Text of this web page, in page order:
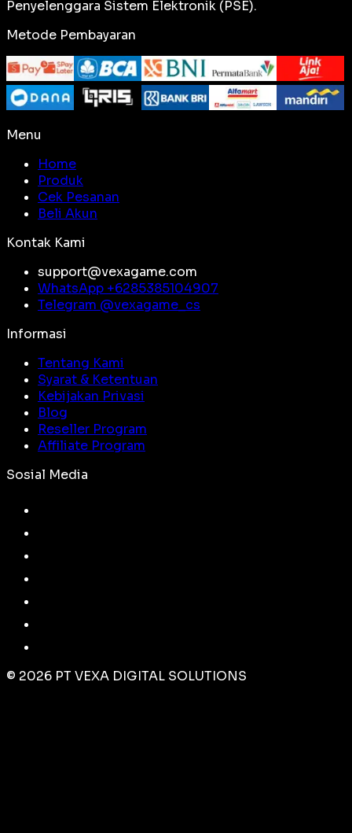
Penyelenggara Sistem Elektronik (PSE).
Metode Pembayaran
Menu
Home
Produk
Cek Pesanan
Beli Akun
Kontak Kami
support@vexagame.com
WhatsApp +6285385104907
Telegram @vexagame_cs
Informasi
Tentang Kami
Syarat & Ketentuan
Kebijakan Privasi
Blog
Reseller Program
Affiliate Program
Sosial Media
© 2026 PT VEXA DIGITAL SOLUTIONS